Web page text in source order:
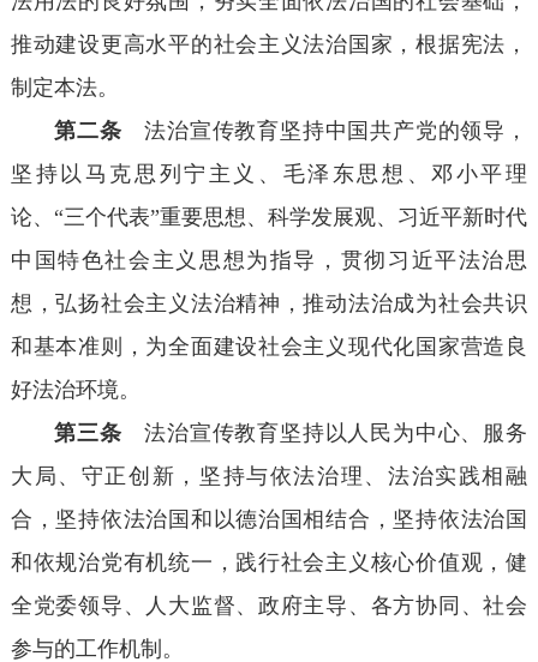
推动建设更高水平的社会主义法治国家，根据宪法，
制定本法。
第二条 法治宣传教育坚持中国共产党的领导，
坚持以马克思列宁主义、毛泽东思想、邓小平理
论、“三个代表”重要思想、科学发展观、习近平新时代
中国特色社会主义思想为指导，贯彻习近平法治思
想，弘扬社会主义法治精神，推动法治成为社会共识
和基本准则，为全面建设社会主义现代化国家营造良
好法治环境。
第三条 法治宣传教育坚持以人民为中心、服务
大局、守正创新，坚持与依法治理、法治实践相融
合，坚持依法治国和以德治国相结合，坚持依法治国
和依规治党有机统一，践行社会主义核心价值观，健
全党委领导、人大监督、政府主导、各方协同、社会
参与的工作机制。